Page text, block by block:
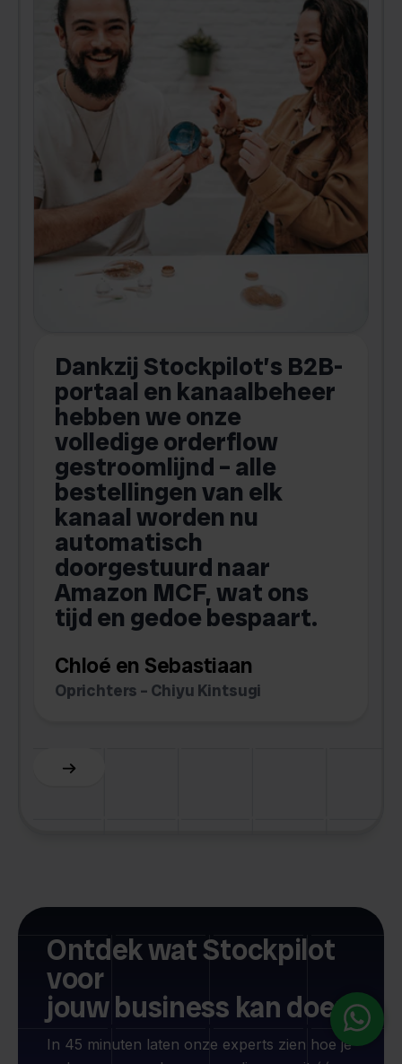
Dankzij Stockpilot’s B2B-
portaal en kanaalbeheer
hebben we onze
volledige orderflow
gestroomlijnd – alle
bestellingen van elk
kanaal worden nu
automatisch
doorgestuurd naar
Amazon MCF, wat ons
tijd en gedoe bespaart.
Chloé en Sebastiaan
Oprichters – Chiyu Kintsugi
Slide 2 of 6.
Ontdek wat Stockpilot
voor
jouw business kan doen
In 45 minuten laten onze experts zien hoe je